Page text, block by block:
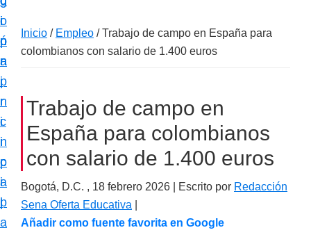
i
ó
n
p
r
i
n
c
i
p
a
o
p
r
i
n
c
i
p
a
l
i
n
a
a
c
p
e
c
i
Inicio / Empleo /Trabajo de campo en España para
colombianos con salario de 1.400 euros
Trabajo de campo en
España para colombianos
con salario de 1.400 euros
Bogotá, D.C. , 18 febrero 2026 | Escrito por Redacción
Sena Oferta Educativa
Añadir como fuente favorita en Google